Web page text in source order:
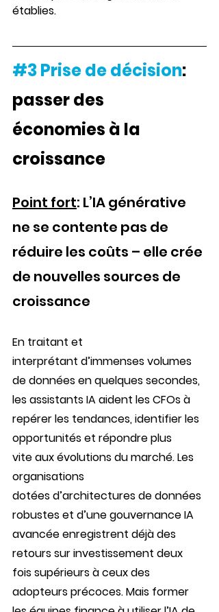
établies.
#3Prise de décision:
passer des
économies à la
croissance
Point fort: L’IA générative
ne se contente pas de
réduire les coûts – elle crée
de nouvelles sources de
croissance
En traitant et
interprétant d’immenses volumes
de données en quelques secondes,
les assistants IA aident les CFOs à
repérer les tendances, identifier les
opportunités et répondre plus
vite aux évolutions du marché. Les
organisations
dotées d’architectures de données
robustes et d’une gouvernance IA
avancée enregistrent déjà des
retours sur investissement deux
fois supérieurs à ceux des
adopteurs précoces. Mais former